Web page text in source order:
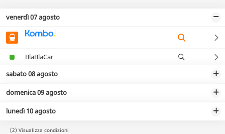
venerdì 07 agosto
BlaBlaCar
sabato 08 agosto
domenica 09 agosto
lunedì 10 agosto
(2) Visualizza condizioni